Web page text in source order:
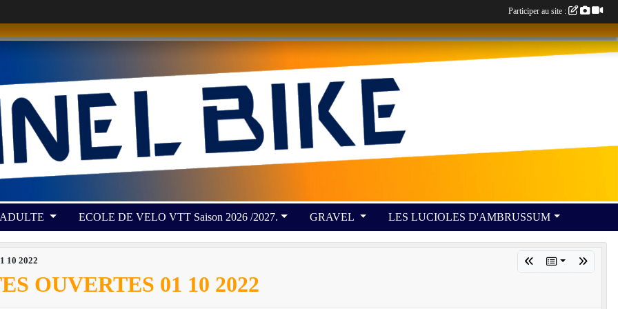
ECOLE DE VELO VTT Saison 2026 /2027. GRAVEL LES LUCIOLES D'AMBRUSSUM
10 2022
OUVERTES 01 10 2022
Participer au site :